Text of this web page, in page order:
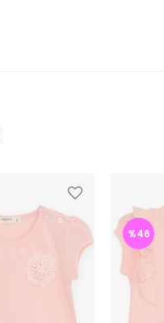
%46